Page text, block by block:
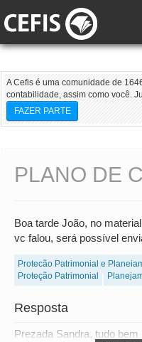
A Cefis é uma comunidade de
contabilidade, assim como você.
FAZER PARTE
PLANO DE
Boa tarde João, no
vc falou, será possível
Proteção Patrimonial e
Proteção Patrimonial
Resposta
Prezada Sandra, tudo